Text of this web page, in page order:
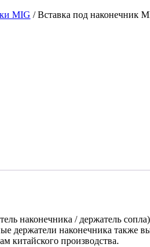
MIG / Вставка под наконечник
наконечника / держатель
держатели наконечника также
китайского производства.